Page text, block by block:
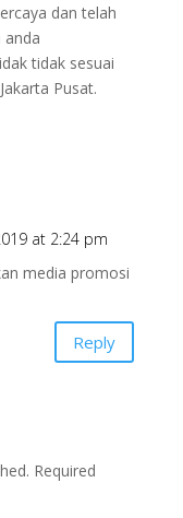
dan telah
anda
tidak sesuai
Pusat.
at 2:24 pm
media promosi
Reply
Required